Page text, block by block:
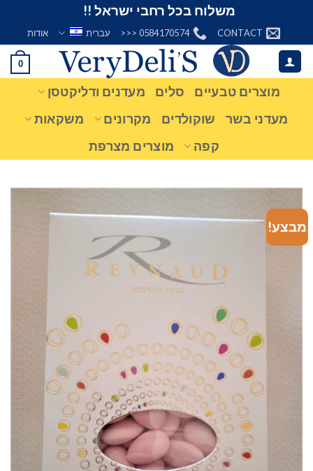
content
משלוח בכל רחבי ישראל !!
CONTACT
0584170574 <<< עברית אודות
0
מוצרים טבעיים סלים
מעדנים ודליקטסן
מעדני בשר
שוקולדים מקרונים
משקאות
קפה
מוצרים מצרפת
מבצע!